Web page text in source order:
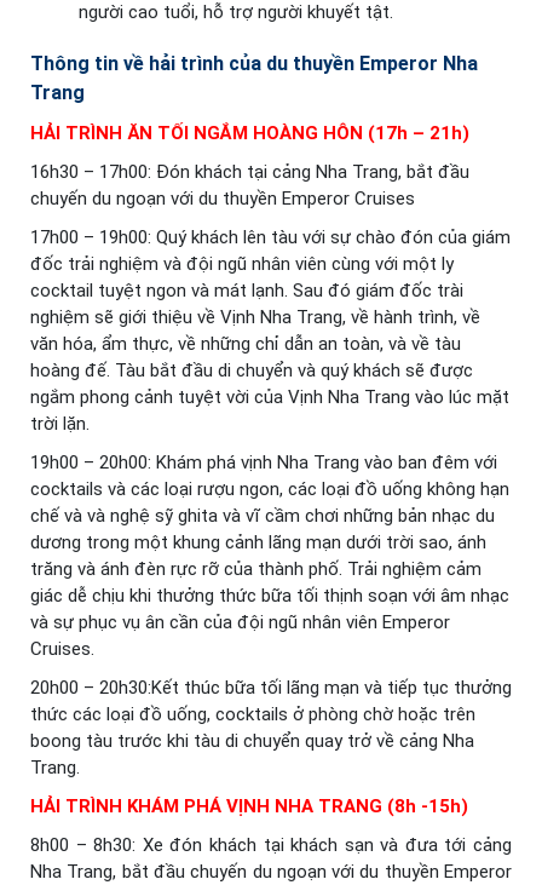
người cao tuổi, hỗ trợ người khuyết tật.
Thông tin về hải trình của du thuyền Emperor Nha
Trang
HẢI TRÌNH ĂN TỐI NGẮM HOÀNG HÔN (17h – 21h)
16h30 – 17h00: Đón khách tại cảng Nha Trang, bắt đầu
chuyến du ngoạn với du thuyền Emperor Cruises
17h00 – 19h00: Quý khách lên tàu với sự chào đón của giám
đốc trải nghiệm và đội ngũ nhân viên cùng với một ly
cocktail tuyệt ngon và mát lạnh. Sau đó giám đốc trài
nghiệm sẽ giới thiệu về Vịnh Nha Trang, về hành trình, về
văn hóa, ẩm thực, về những chỉ dẫn an toàn, và về tàu
hoàng đế. Tàu bắt đầu di chuyển và quý khách sẽ được
ngắm phong cảnh tuyệt vời của Vịnh Nha Trang vào lúc mặt
trời lặn.
19h00 – 20h00: Khám phá vịnh Nha Trang vào ban đêm với
cocktails và các loại rượu ngon, các loại đồ uống không hạn
chế và và nghệ sỹ ghita và vĩ cầm chơi những bản nhạc du
dương trong một khung cảnh lãng mạn dưới trời sao, ánh
trăng và ánh đèn rực rỡ của thành phố. Trải nghiệm cảm
giác dễ chịu khi thưởng thức bữa tối thịnh soạn với âm nhạc
và sự phục vụ ân cần của đội ngũ nhân viên Emperor
Cruises.
20h00 – 20h30:Kết thúc bữa tối lãng mạn và tiếp tục thưởng
thức các loại đồ uống, cocktails ở phòng chờ hoặc trên
boong tàu trước khi tàu di chuyển quay trở về cảng Nha
Trang.
HẢI TRÌNH KHÁM PHÁ VỊNH NHA TRANG (8h -15h)
8h00 – 8h30: Xe đón khách tại khách sạn và đưa tới cảng
Nha Trang, bắt đầu chuyến du ngoạn với du thuyền Emperor